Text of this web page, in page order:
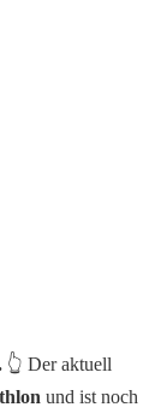
👆 Der aktuell
und ist noch